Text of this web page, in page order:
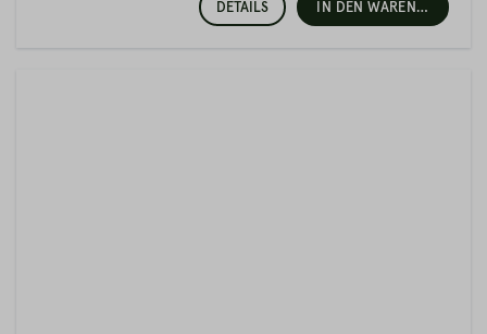
DETAILS IN DEN WARENKORB